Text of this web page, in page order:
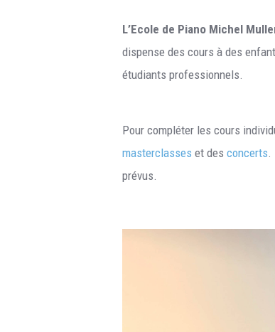
L’Ecole de Piano Michel
dispense des cours à des
étudiants professionnels.
Pour compléter les cours
masterclasses et des concerts
prévus.